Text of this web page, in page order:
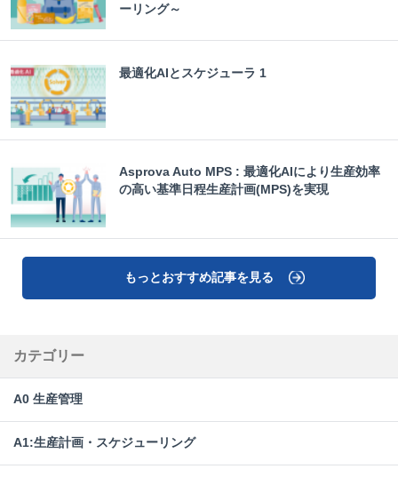
ーリング～
最適化AIとスケジューラ 1
Asprova Auto MPS : 最適化AIにより生産効率
の高い基準日程生産計画(MPS)を実現
もっとおすすめ記事を見る
カテゴリー
A0 生産管理
A1:生産計画・スケジューリング